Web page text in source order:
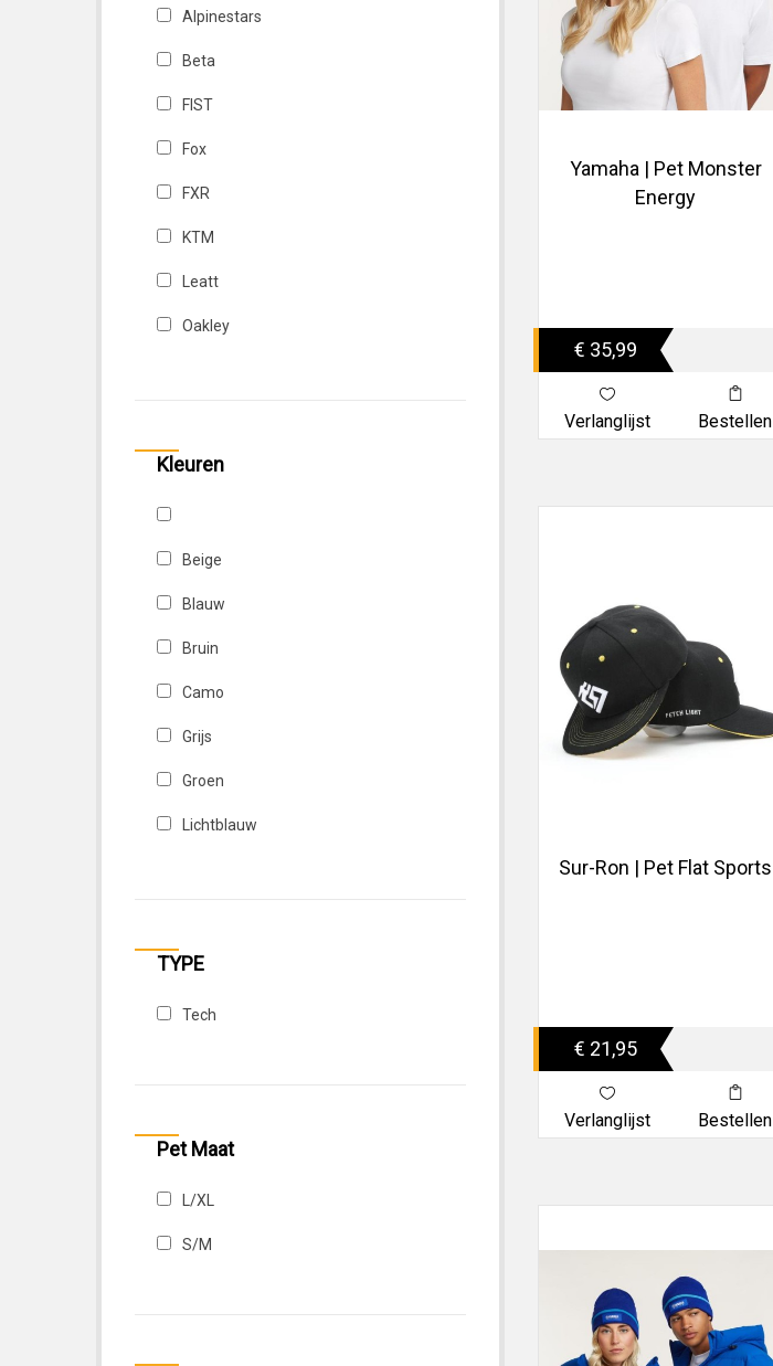
Alpinestars
Beta
FIST
Fox
FXR
KTM
Leatt
Oakley
Seven
Kleuren
Beige
Blauw
Bruin
Camo
Grijs
Groen
Lichtblauw
Rood
TYPE
Tech
Pet Maat
L/XL
S/M
Yamaha | Pet Monster
Energy
€ 35,99
Verlanglijst Bestellen
Sur-Ron | Pet Flat Sports
€ 21,95
Verlanglijst Bestellen